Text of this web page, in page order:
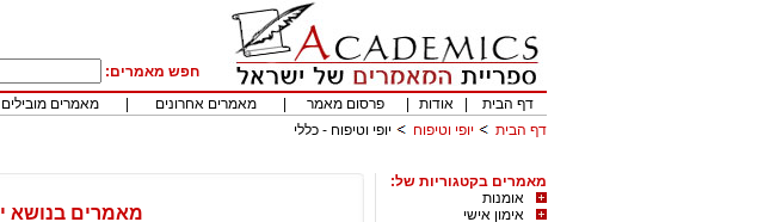
חפש מאמרים:
דף הבית
אודות פרסום מאמר מאמרים אחרונים מאמרים מובילים
דף הבית
יופי וטיפוח יופי וטיפוח - כללי
מאמרים בקטגוריות של:
אומנות
אימון אישי
מאמרים בנושא